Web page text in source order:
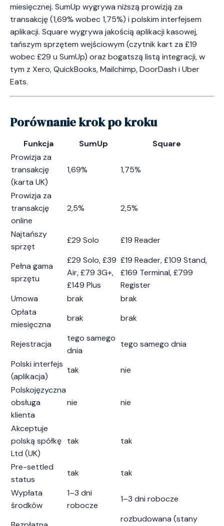
miesięcznej. SumUp wygrywa niższą prowizją za
transakcję (1,69% wobec 1,75%) i polskim interfejsem
aplikacji. Square wygrywa jakością aplikacji kasowej,
tańszym sprzętem wejściowym (czytnik kart za £19
wobec £29 u SumUp) oraz bogatszą listą integracji, w
tym z Xero, QuickBooks, Mailchimp, DoorDash i Uber
Eats.
Porównanie krok po kroku
Funkcja SumUp
Square
Prowizja za
transakcję
(karta UK)
1,69% 1,75%
Prowizja za
transakcję
online
2,5% 2,5%
Najtańszy
sprzęt
£29 Solo £19 Reader
Pełna gama
sprzętu
£29 Solo, £39
Air, £79 3G+,
£149 Plus
£19 Reader, £109 Stand,
£169 Terminal, £799
Register
Umowa
brak
brak
Opłata
miesięczna
brak brak
Rejestracja
tego samego
dnia
tego samego dnia
Polski interfejs
(aplikacja)
tak
nie
Polskojęzyczna
obsługa
klienta
nie nie
Akceptuje
polską spółkę
Ltd (UK)
tak tak
Pre-settled
status
tak
tak
Wypłata
środków
1–3 dni
robocze
1–3 dni robocze
rozbudowana (stany